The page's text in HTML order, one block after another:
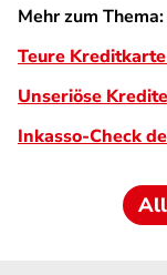
Mehr zum Thema:
Teure
Unseriöse
Inkasso-Check